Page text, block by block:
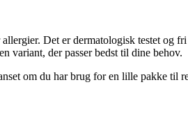
Det er dermatologisk testet og
variant, der passer bedst til dine behov.
om du har brug for en lille pakke til